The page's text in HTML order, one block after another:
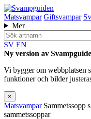
Matsvampar Giftsvampar
Mer
SV EN
Ny version av
Vi bygger om webbplatsen
funktioner och bilder
×
Matsvampar Sammetssopp
sammetssoppar